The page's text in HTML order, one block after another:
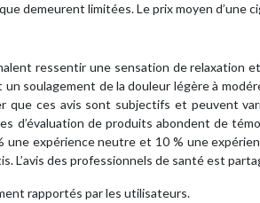
demeurent limitées. Le prix moyen d’une
ressentir une sensation de relaxation
soulagement de la douleur légère à
que ces avis sont subjectifs et peuvent
d’évaluation de produits abondent de
expérience neutre et 10 % une
L’avis des professionnels de santé est
rapportés par les utilisateurs.